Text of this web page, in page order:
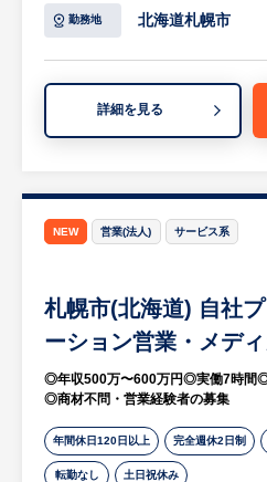
職ポジションです。
・組織・労務管
・社内調整・取り
整役、および部署
・安全衛生管理
等
※詳細は面談時に
【HUREX求人担
のインフラを支え
事」を手がけて地
勤務地 北海道札幌市
詳細を見る
NEW 営業(法人) サービス系
札幌市(北海道) 自社
ーション営業・メデ
◎年収500万〜600万円◎実働7時間
◎商材不問・営業経験者の募集
年間休日120日以上 完全週休2日制
転勤なし 土日祝休み